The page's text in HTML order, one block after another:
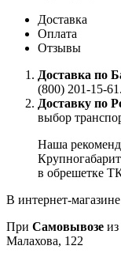
Доставка
Оплата
Отзывы
Доставка по
(800) 201-15-61.
Доставку по
выбор
Наша
в обрешетке
В интернет-
При Самовывозе
Малахова, 122